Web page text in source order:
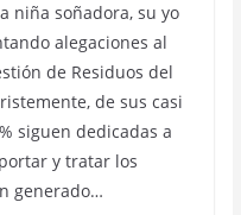
niña soñadora, su yo
alegaciones al
de Residuos del
de sus casi
siguen dedicadas a
y tratar los
generado…